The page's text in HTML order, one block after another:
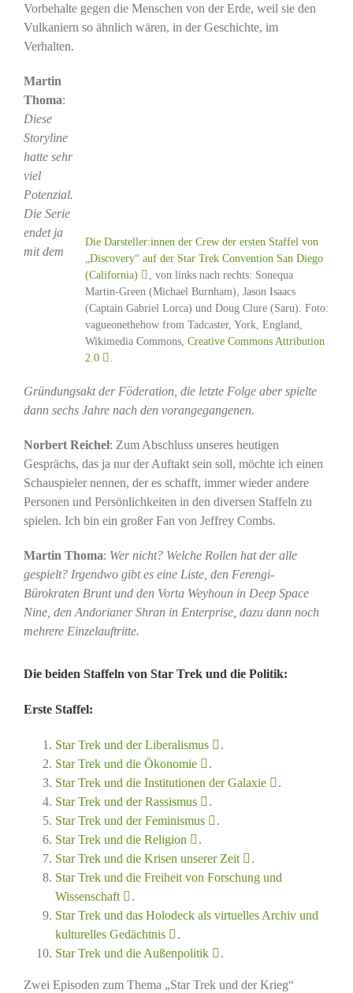
Vorbehalte gegen die Menschen von der Erde, weil sie den
Vulkaniern so ähnlich wären, in der Geschichte, im
Verhalten.
Die Darsteller:innen der Crew der ersten Staffel von
„Discovery“ auf der Star Trek Convention San Diego
(California)
, von links nach rechts: Sonequa
Martin-Green (Michael Burnham), Jason Isaacs
(Captain Gabriel Lorca) und Doug Clure (Saru). Foto:
vagueonethehow from Tadcaster, York, England,
Wikimedia Commons,Creative Commons Attribution
2.0
Martin
Thoma:
Diese
Storyline
hatte sehr
viel
Potenzial.
Die Serie
endet ja
mit dem
Gründungsakt der Föderation, die letzte Folge aber spielte
dann sechs Jahre nach den vorangegangenen.
Norbert Reichel: Zum Abschluss unseres heutigen
Gesprächs, das ja nur der Auftakt sein soll, möchte ich einen
Schauspieler nennen, der es schafft, immer wieder andere
Personen und Persönlichkeiten in den diversen Staffeln zu
spielen. Ich bin ein großer Fan von Jeffrey Combs.
Martin Thoma: Wer nicht? Welche Rollen hat der alle
gespielt? Irgendwo gibt es eine Liste, den Ferengi-
Bürokraten Brunt und den Vorta Weyhoun in Deep Space
Nine, den Andorianer Shran in Enterprise, dazu dann noch
mehrere Einzelauftritte.
Die beiden Staffeln von Star Trek und die Politik:
Erste Staffel:
Star Trek und der Liberalismus
.
Star Trek und die Ökonomie
.
Star Trek und die Institutionen der Galaxie
.
Star Trek und der Rassismus
.
Star Trek und der Feminismus
.
Star Trek und die Religion
.
Star Trek und die Krisen unserer Zeit
.
Star Trek und die Freiheit von Forschung und
Wissenschaft
.
Star Trek und das Holodeck als virtuelles Archiv und
kulturelles Gedächtnis
.
Star Trek und die Außenpolitik
.
Zwei Episoden zum Thema „Star Trek und der Krieg“